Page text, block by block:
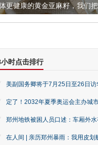
更健康的黄金亚麻籽，我们
时点击排行
美副国务卿将于7月25日至26日访
定了！2032年夏季奥运会主办城
郑州地铁被困人员口述：车厢外
在人间 | 亲历郑州暴雨：我用皮划